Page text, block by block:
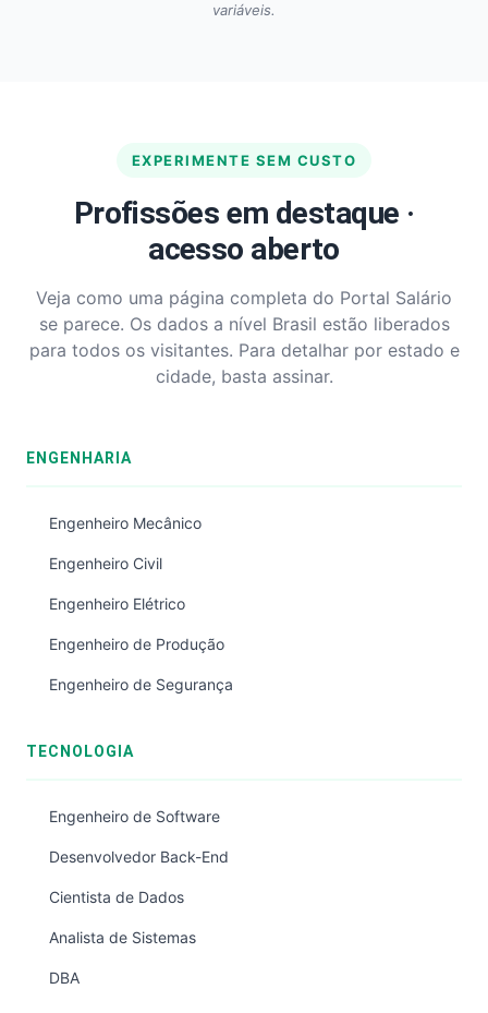
variáveis.
EXPERIMENTE SEM CUSTO
Profissões em destaque ·
acesso aberto
Veja como uma página completa do Portal Salário
se parece. Os dados a nível Brasil estão liberados
para todos os visitantes. Para detalhar por estado e
cidade, basta assinar.
ENGENHARIA
Engenheiro Mecânico
Engenheiro Civil
Engenheiro Elétrico
Engenheiro de Produção
Engenheiro de Segurança
TECNOLOGIA
Engenheiro de Software
Desenvolvedor Back-End
Cientista de Dados
Analista de Sistemas
DBA